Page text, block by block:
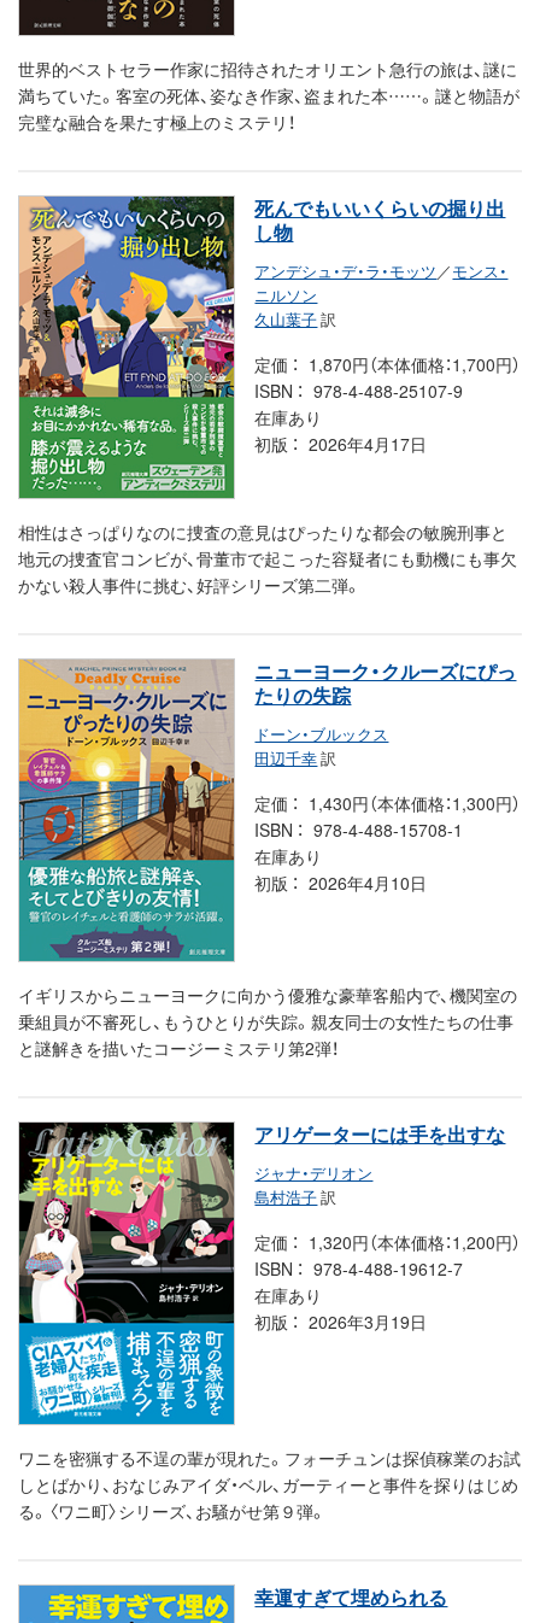
世界的ベストセラー作家に招待されたオリエント急行の旅は、謎に
満ちていた。客室の死体、姿なき作家、盗まれた本……。謎と物語が
完璧な融合を果たす極上のミステリ！
死んでもいいくらいの掘り出
し物
アンデシュ・デ・ラ・モッツ／モンス・
ニルソン
久山葉子訳
定価
1,870円（本体価格：1,700円）
ISBN
978-4-488-25107-9
在庫あり
初版
2026年4月17日
相性はさっぱりなのに捜査の意見はぴったりな都会の敏腕刑事と
地元の捜査官コンビが、骨董市で起こった容疑者にも動機にも事欠
かない殺人事件に挑む、好評シリーズ第二弾。
ニューヨーク・クルーズにぴっ
たりの失踪
ドーン・ブルックス
田辺千幸訳
定価
1,430円（本体価格：1,300円）
ISBN
978-4-488-15708-1
在庫あり
初版
2026年4月10日
イギリスからニューヨークに向かう優雅な豪華客船内で、機関室の
乗組員が不審死し、もうひとりが失踪。親友同士の女性たちの仕事
と謎解きを描いたコージーミステリ第2弾！
アリゲーターには手を出すな
ジャナ・デリオン
島村浩子訳
定価
1,320円（本体価格：1,200円）
ISBN
978-4-488-19612-7
在庫あり
初版
2026年3月19日
ワニを密猟する不逞の輩が現れた。フォーチュンは探偵稼業のお試
しとばかり、おなじみアイダ・ベル、ガーティーと事件を探りはじめ
る。〈ワニ町〉シリーズ、お騒がせ第９弾。
幸運すぎて埋められる